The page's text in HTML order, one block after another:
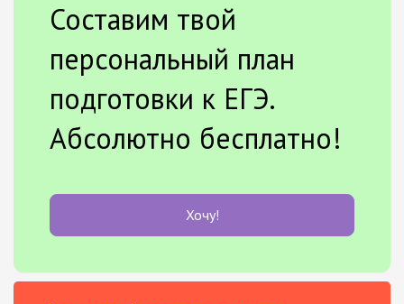
Составим твой
персональный план
подготовки к ЕГЭ.
Абсолютно бесплатно!
Хочу!